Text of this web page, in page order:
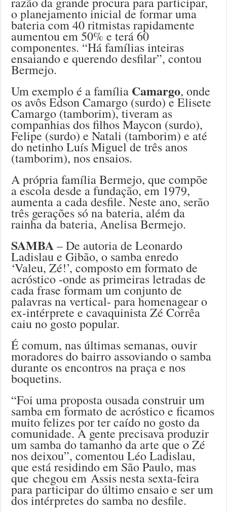
o planejamento inicial de formar uma
bateria com 40 ritmistas rapidamente
aumentou em 50% e terá 60
componentes. “Há famílias inteiras
ensaiando e querendo desfilar”, contou
Bermejo.
Um exemplo é a família Camargo, onde
os avôs Edson Camargo (surdo) e Elisete
Camargo (tamborim), tiveram as
companhias dos filhos Maycon (surdo),
Felipe (surdo) e Natali (tamborim) e até
do netinho Luís Miguel de três anos
(tamborim), nos ensaios.
A própria família Bermejo, que compõe
a escola desde a fundação, em 1979,
aumenta a cada desfile. Neste ano, serão
três gerações só na bateria, além da
rainha da bateria, Anelisa Bermejo.
SAMBA– De autoria de Leonardo
Ladislau e Gibão, o samba enredo
‘Valeu, Zé!’, composto em formato de
acróstico -onde as primeiras letradas de
cada frase formam um conjunto de
palavras na vertical- para homenagear o
ex-intérprete e cavaquinista Zé Corrêa
caiu no gosto popular.
É comum, nas últimas semanas, ouvir
moradores do bairro assoviando o samba
durante os encontros na praça e nos
boquetins.
“Foi uma proposta ousada construir um
samba em formato de acróstico e ficamos
muito felizes por ter caído no gosto da
comunidade. A gente precisava produzir
um samba do tamanho da arte que o Zé
nos deixou”, comentou Léo Ladislau,
que está residindo em São Paulo, mas
que chegou em Assis nesta sexta-feira
para participar do último ensaio e ser um
dos intérpretes do samba no desfile.